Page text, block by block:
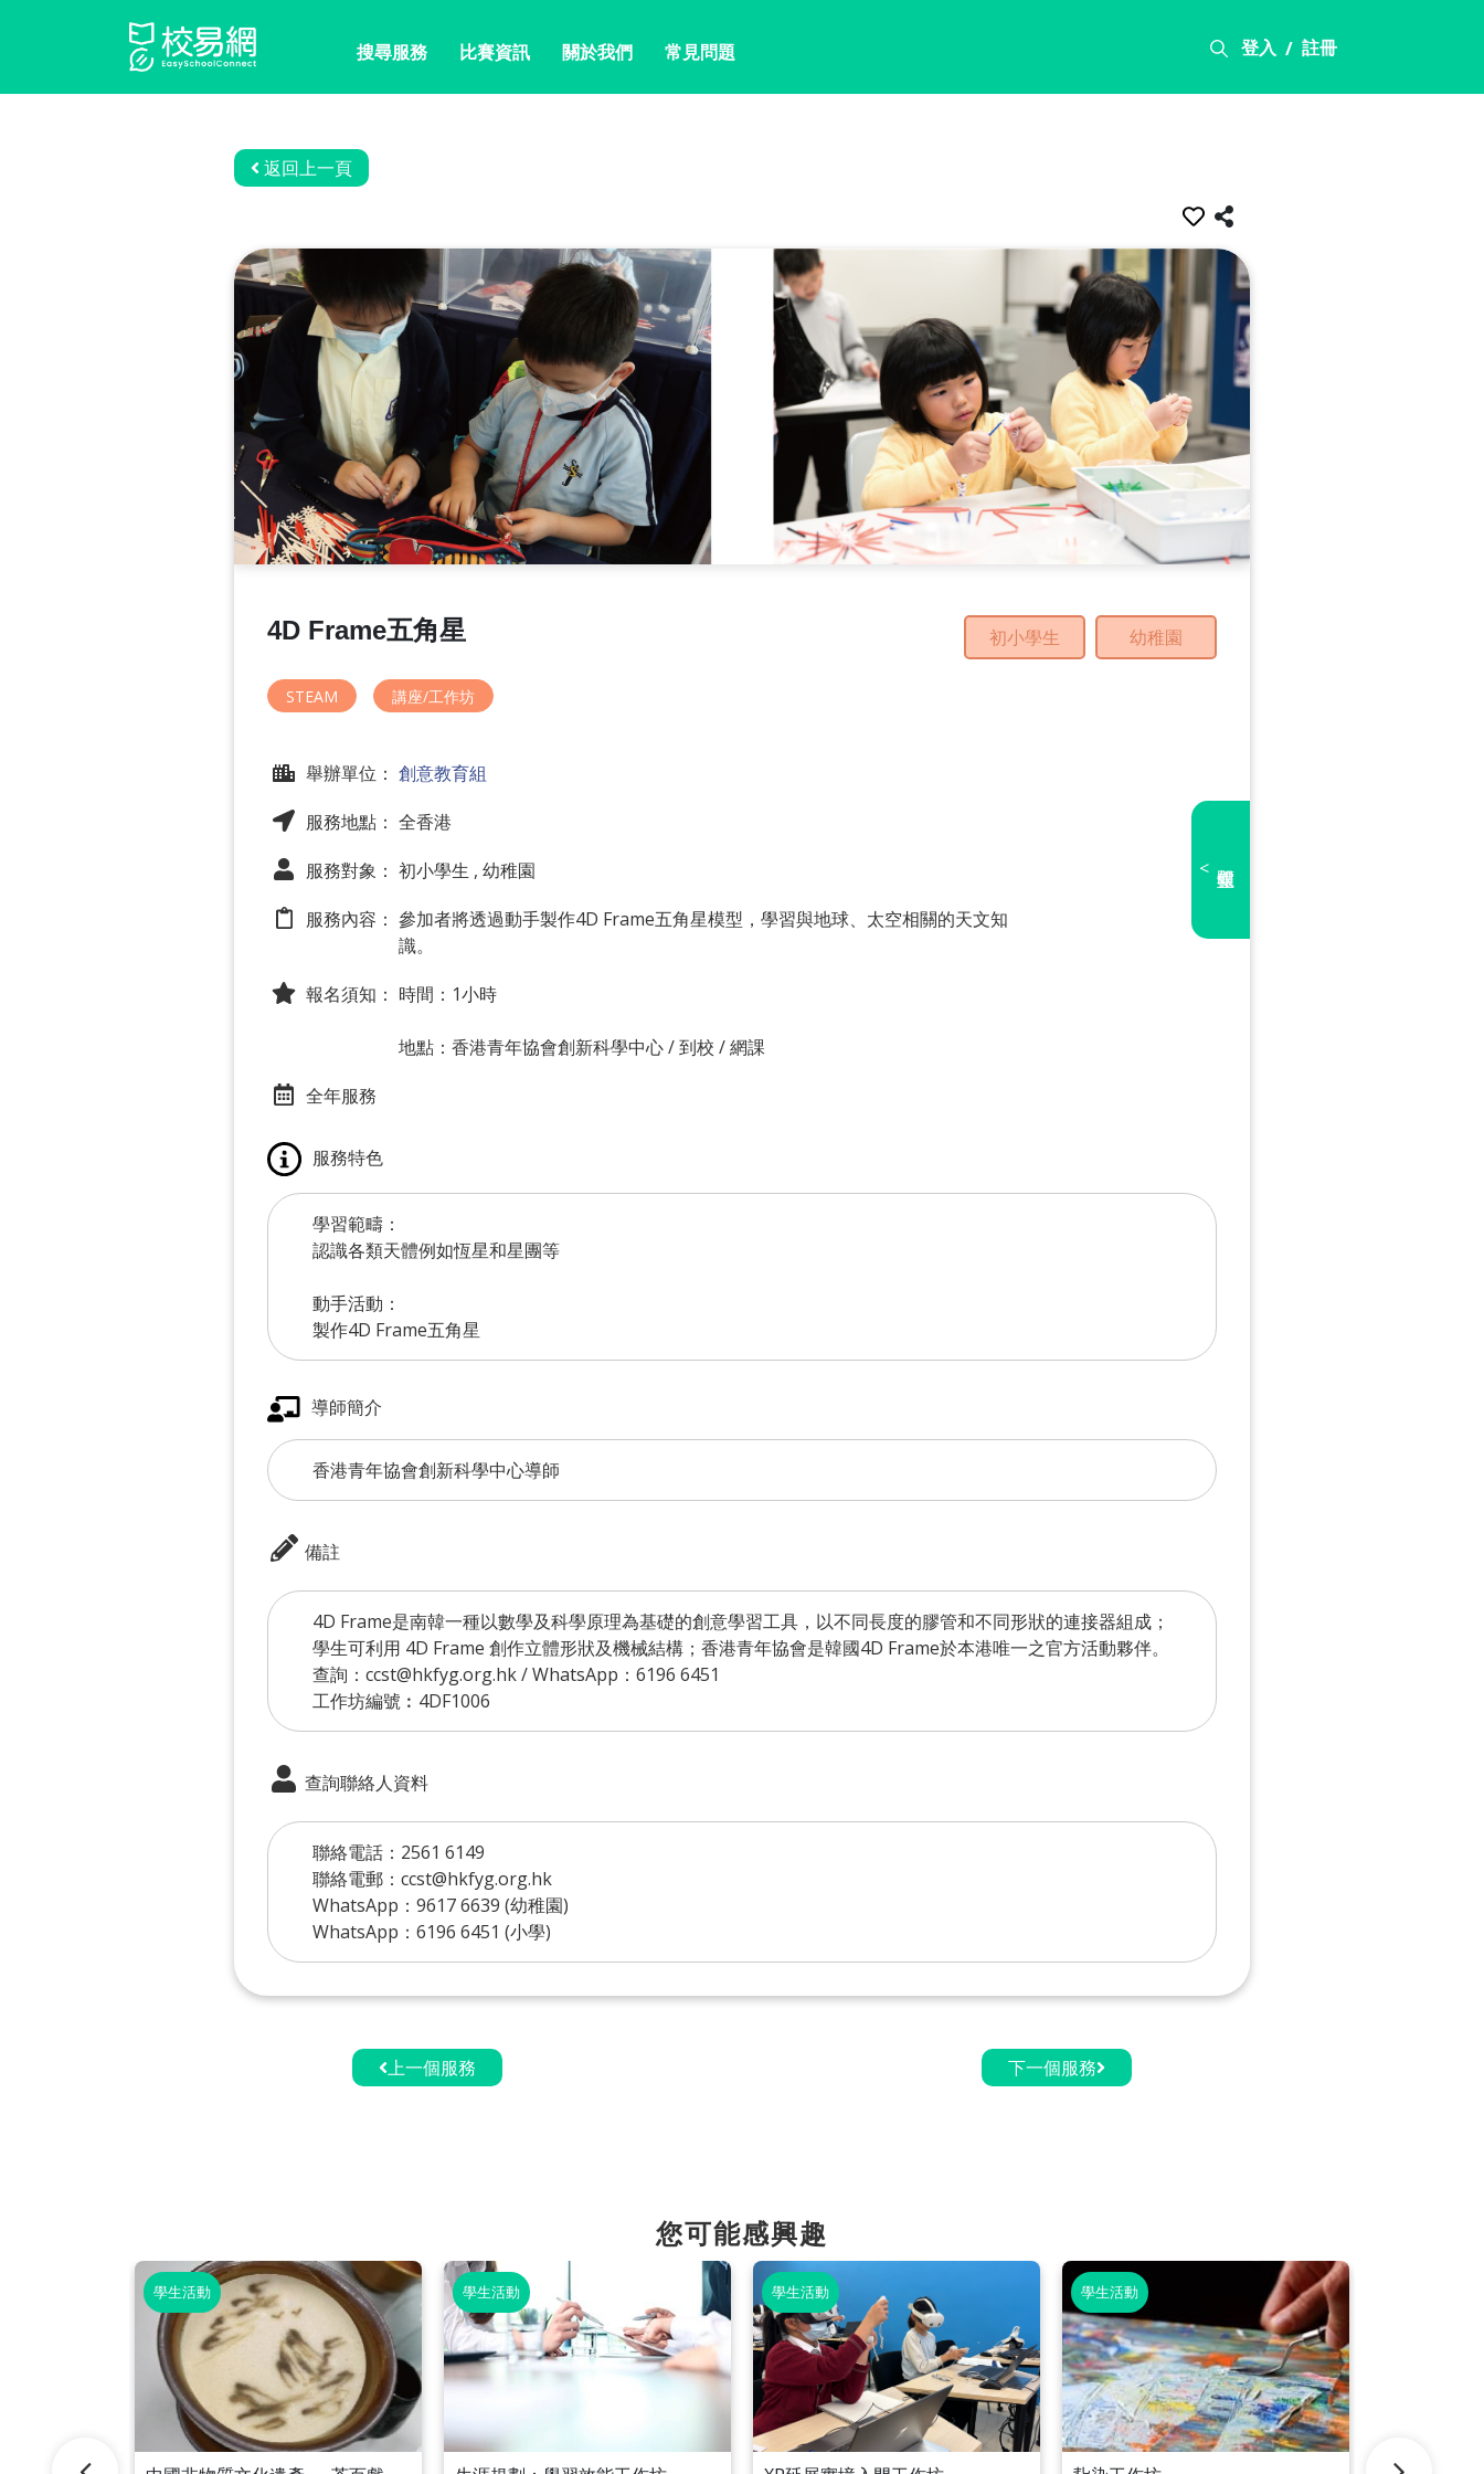
登入 / 註冊
搜尋服務 比賽資訊 關於我們 常見問題
返回上一頁
4D Frame五角星 初小學生 幼稚園
STEAM 講座/工作坊
舉辦單位： 創意教育組
服務地點： 全香港
服務對象： 初小學生 , 幼稚園
服務內容： 參加者將透過動手製作4D Frame五角星模型，學習與地球、太空相關的天文知
識。
報名須知： 時間：1小時
地點：香港青年協會創新科學中心 / 到校 / 網課
全年服務
服務特色
學習範疇：
認識各類天體例如恆星和星團等
動手活動：
製作4D Frame五角星
導師簡介
香港青年協會創新科學中心導師
備註
4D Frame是南韓一種以數學及科學原理為基礎的創意學習工具，以不同長度的膠管和不同形狀的連接器組成；
學生可利用 4D Frame 創作立體形狀及機械結構；香港青年協會是韓國4D Frame於本港唯一之官方活動夥伴。
查詢：ccst@hkfyg.org.hk / WhatsApp：6196 6451
工作坊編號︰4DF1006
查詢聯絡人資料
聯絡電話：2561 6149
聯絡電郵：ccst@hkfyg.org.hk
WhatsApp：9617 6639 (幼稚園)
WhatsApp：6196 6451 (小學)
<
上一個服務 下一個服務
您可能感興趣
學生活動 學生活動 學生活動 學生活動